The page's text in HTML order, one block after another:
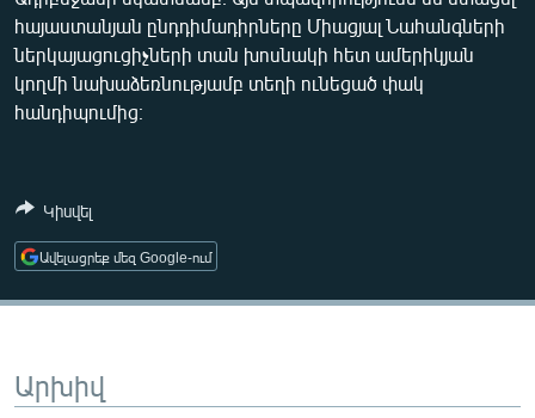
ՏԵՍԱՆՅՈՒԹԵՐ
ԲԱՆԱՎԵՃ
Հայերեն
ՀԵՏԵՎԵՔ ՄԵԶ
Auto 240p 360p 480p
480p
720p
հայաստանյան ընդդիմադիրները Միացյալ Նահանգների
ներկայացուցիչների տան խոսնակի հետ ամերիկյան
կողմի նախաձեռնությամբ տեղի ունեցած փակ
հանդիպումից։
Կիսվել
Ավելացրեք մեզ Google-ում
Արխիվ